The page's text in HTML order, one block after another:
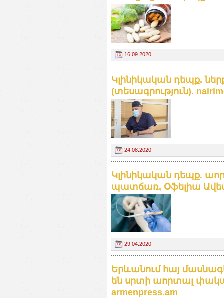
16.09.2020
Կլինիկական դեպք.
(տեսագրություն).
24.08.2020
Կլինիկական դեպք.
պատճառ, Օֆելիա
29.04.2020
Երևանում հայ
են սրտի աորտալ
armenpress.am